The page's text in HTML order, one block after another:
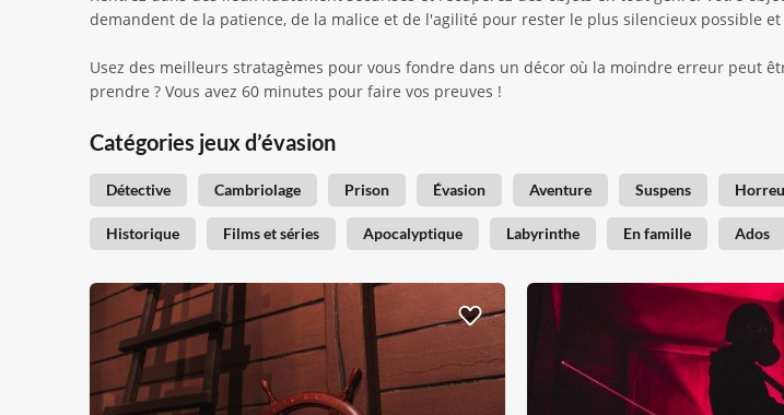
demandent de la patience, de la malice et de l'agilité pour rester le plus silencieux possible
Usez des meilleurs stratagèmes pour vous fondre dans un décor où la moindre erreur peut
prendre ? Vous avez 60 minutes pour faire vos preuves !
Catégories jeux d’évasion
Détective Cambriolage Prison Évasion Aventure Suspens
Historique Films et séries Apocalyptique Labyrinthe En famille Ados